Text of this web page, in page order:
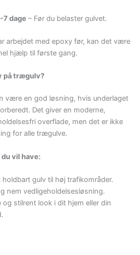
7 dage – Før du belaster gulvet.
arbejdet med epoxy før, kan det være
hjælp til første gang.
på trægulv?
være en god løsning, hvis underlaget
Det giver en moderne,
overflade, men det er ikke
for alle trægulve.
vil have:
holdbart gulv til høj trafikområder.
nem vedligeholdelsesløsning.
og stilrent look i dit hjem eller din